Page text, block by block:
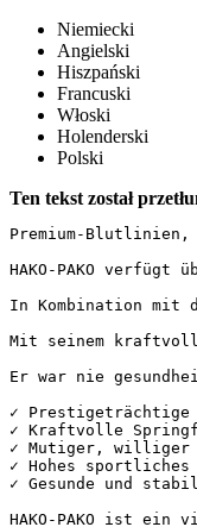
Niemiecki
Angielski
Hiszpański
Francuski
Włoski
Holenderski
Polski
Ten tekst został
Premium-
HAKO-PAKO
In Kombination mit
Mit seinem
Er war nie
✓
✓ Kraftvolle
✓ Mutiger,
✓ Hohes
✓ Gesunde und
HAKO-PAKO ist